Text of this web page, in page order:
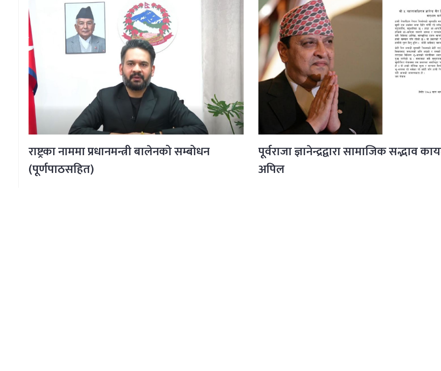
राष्ट्रका नाममा प्रधानमन्त्री बालेनको सम्बोधन
(पूर्णपाठसहित)
पूर्वराजा ज्ञानेन्द्रद्वारा सामाजिक सद्भाव
अपिल